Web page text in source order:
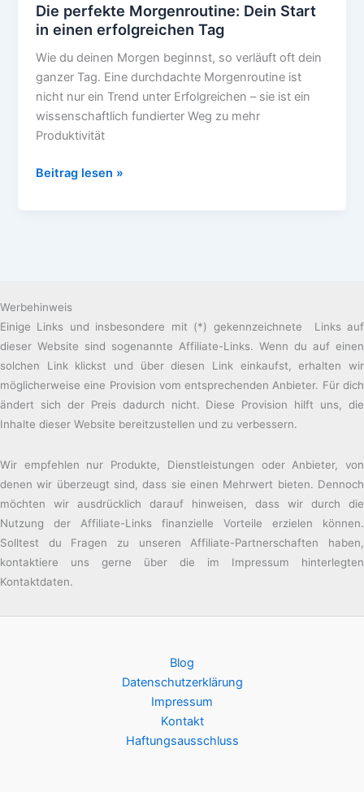
Die perfekte Morgenroutine: Dein Start
in einen erfolgreichen Tag
Wie du deinen Morgen beginnst, so verläuft oft dein
ganzer Tag. Eine durchdachte Morgenroutine ist
nicht nur ein Trend unter Erfolgreichen – sie ist ein
wissenschaftlich fundierter Weg zu mehr
Produktivität
Die
erfolgreichen
Tag
Beitrag lesen »
Werbehinweis
Einige Links und insbesondere mit (*) gekennzeichnete Links auf
dieser Website sind sogenannte Affiliate-Links. Wenn du auf einen
solchen Link klickst und über diesen Link einkaufst, erhalten wir
möglicherweise eine Provision vom entsprechenden Anbieter. Für dich
ändert sich der Preis dadurch nicht. Diese Provision hilft uns, die
Inhalte dieser Website bereitzustellen und zu verbessern.
Wir empfehlen nur Produkte, Dienstleistungen oder Anbieter, von
denen wir überzeugt sind, dass sie einen Mehrwert bieten. Dennoch
möchten wir ausdrücklich darauf hinweisen, dass wir durch die
Nutzung der Affiliate-Links finanzielle Vorteile erzielen können.
Solltest du Fragen zu unseren Affiliate-Partnerschaften haben,
kontaktiere uns gerne über die im Impressum hinterlegten
Kontaktdaten.
Blog
Datenschutzerklärung
Impressum
Kontakt
Haftungsausschluss